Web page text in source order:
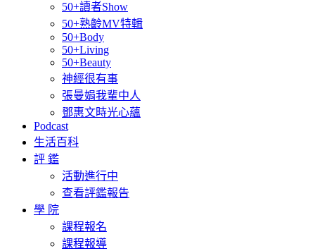
50+讀者Show
50+熟齡MV特輯
50+Body
50+Living
50+Beauty
神經很有事
張曼娟我輩中人
鄧惠文時光心蘊
Podcast
生活百科
評 鑑
活動進行中
查看評鑑報告
學 院
課程報名
課程報導